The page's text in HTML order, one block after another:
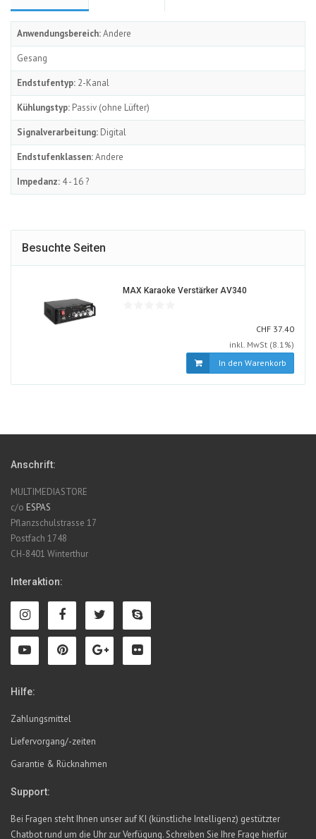
Anwendungsbereich:Andere
Gesang
Endstufentyp: 2-Kanal
Kühlungstyp: Passiv (ohne Lüfter)
Signalverarbeitung: Digital
Endstufenklassen:Andere
Impedanz: 4 - 16 ?
Besuchte Seiten
MAX Karaoke Verstärker AV340
CHF CHF
37.40
inkl. MwSt (8.1%)
In den Warenkorb
Anschrift:
MULTIMEDIASTORE
c/o ESPAS
Pflanzschulstrasse 17
Postfach 1748
CH-8401 Winterthur
Interaktion:
Hilfe:
Zahlungsmittel
Liefervorgang/-zeiten
Garantie & Rücknahmen
Support:
Bei Fragen steht Ihnen unser auf KI (künstliche Intelligenz) gestützter
Chatbot rund um die Uhr zur Verfügung. Schreiben Sie Ihre Frage hierfür